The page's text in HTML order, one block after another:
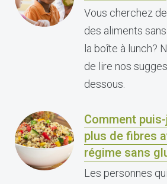
Vous cherchez
des aliments
la boîte à lunch?
de lire nos
dessous.
Comment
plus de fibres
régime sans
Les personnes